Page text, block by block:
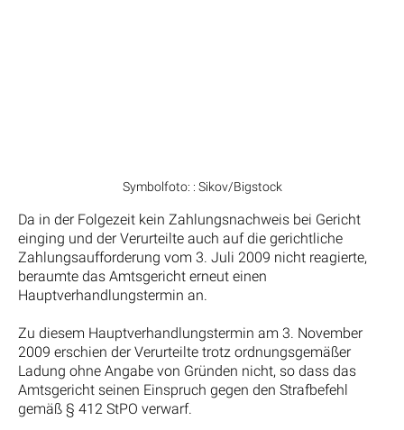
Symbolfoto: : Sikov/Bigstock
Da in der Folgezeit kein Zahlungsnachweis bei Gericht
einging und der Verurteilte auch auf die gerichtliche
Zahlungsaufforderung vom 3. Juli 2009 nicht reagierte,
beraumte das Amtsgericht erneut einen
Hauptverhandlungstermin an.
Zu diesem Hauptverhandlungstermin am 3. November
2009 erschien der Verurteilte trotz ordnungsgemäßer
Ladung ohne Angabe von Gründen nicht, so dass das
Amtsgericht seinen Einspruch gegen den Strafbefehl
gemäß § 412 StPO verwarf.